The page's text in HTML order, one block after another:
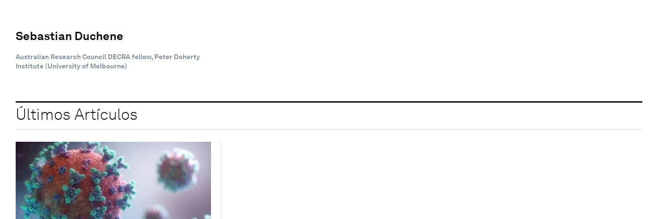
Sebastian Duchene
Australian Research Council DECRA fellow, Peter Doherty
Institute (University of Melbourne)
Últimos Artículos